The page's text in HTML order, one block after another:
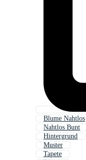
Blume Nahtlos
Nahtlos Bunt
Hintergrund
Muster
Tapete